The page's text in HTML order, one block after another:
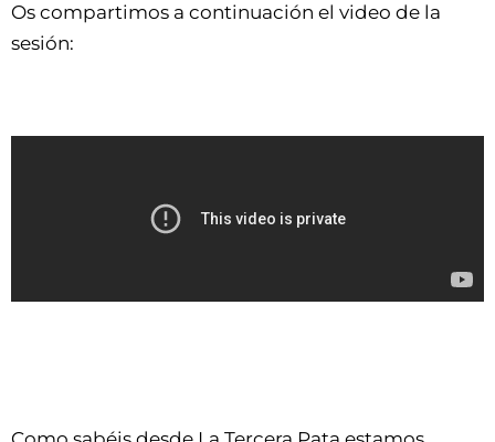
Os compartimos a continuación el video de la
sesión: